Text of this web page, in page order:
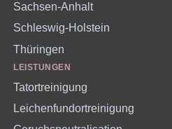
Sachsen-Anhalt
Schleswig-Holstein
Thüringen
LEISTUNGEN
Tatortreinigung
Leichenfundortreinigung